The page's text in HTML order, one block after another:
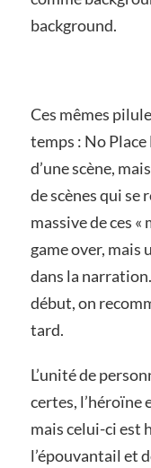
background.
Ces mêmes
temps : No Place
d’une scène,
de scènes qui se
massive de ces «
game over, mais
dans la
début, on
tard.
L’unité de
certes, l’héroïne
mais celui-ci est
l’épouvantail et